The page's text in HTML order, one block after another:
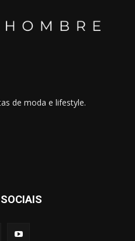
de moda e lifestyle.
SOCIAIS